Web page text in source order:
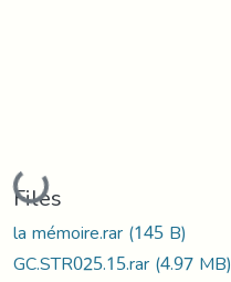
Loading...
Files
la mémoire.rar(145 B)
GC.STR025.15.rar(4.97 MB)